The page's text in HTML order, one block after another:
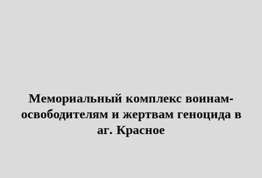
Мемориальный комплекс воинам-
освободителям и жертвам геноцида в
аг. Красное